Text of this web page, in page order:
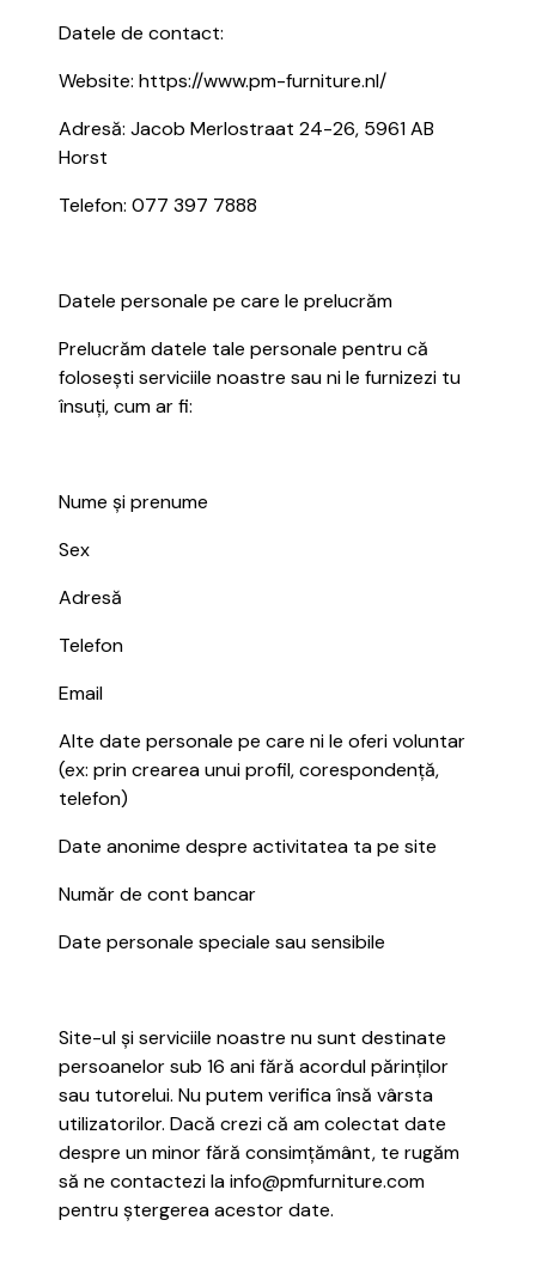
Datele de contact:
Website: https://www.pm-furniture.nl/
Adresă: Jacob Merlostraat 24-26, 5961 AB
Horst
Telefon: 077 397 7888
Datele personale pe care le prelucrăm
Prelucrăm datele tale personale pentru că
folosești serviciile noastre sau ni le furnizezi tu
însuți, cum ar fi:
Nume și prenume
Sex
Adresă
Telefon
Email
Alte date personale pe care ni le oferi voluntar
(ex: prin crearea unui profil, corespondență,
telefon)
Date anonime despre activitatea ta pe site
Număr de cont bancar
Date personale speciale sau sensibile
Site-ul și serviciile noastre nu sunt destinate
persoanelor sub 16 ani fără acordul părinților
sau tutorelui. Nu putem verifica însă vârsta
utilizatorilor. Dacă crezi că am colectat date
despre un minor fără consimțământ, te rugăm
să ne contactezi la info@pmfurniture.com
pentru ștergerea acestor date.